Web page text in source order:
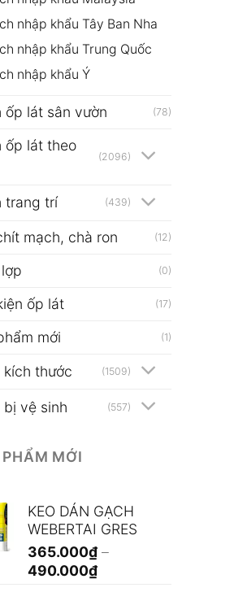
nhập khẩu Tây Ban Nha
nhập khẩu Trung Quốc
nhập khẩu Ý
ốp lát sân vườn (78)
ốp lát theo
(2096)
trang trí (439)
mạch, chà ron (12)
(0)
ốp lát (17)
mới (1)
kích thước (1509)
bị vệ sinh (557)
MỚI
KEO DÁN GẠCH
WEBERTAI GRES
365.000₫ –
490.000₫Khoảng